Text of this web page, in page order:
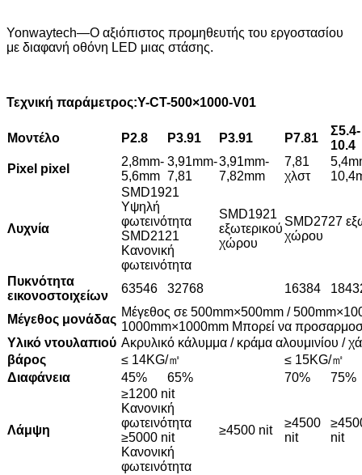
Yonwaytech—Ο αξιόπιστος προμηθευτής του εργοστασίου
με διαφανή οθόνη LED μιας στάσης.
Τεχνική παράμετρος:Y-CT-500×1000-V01
Μοντέλο P2.8 P3.91 P3.91 P7.81
Σ5.4-
10.4
Pixel pixel
2,8mm-
5,6mm
3,91mm-
7,81
3,91mm-
7,82mm
7,81
χλστ
Λυχνία
SMD1921
Υψηλή
φωτεινότητα
SMD2121
Κανονική
φωτεινότητα
SMD1921
εξωτερικού
χώρου
SMD2727
χώρου
Πυκνότητα
εικονοστοιχείων
63546 32768 16384
Μέγεθος μονάδας
Μέγεθος σε 500mm×500mm /
1000mm×1000mm Μπορεί να
Υλικό ντουλαπιού Ακρυλικό κάλυμμα / κράμα αλουμινίου /
βάρος
≤ 14KG/㎡
≤ 15KG/㎡
Διαφάνεια
45% 65% 70% 75%
Λάμψη
≥1200 nit
Κανονική
φωτεινότητα
≥5000 nit
Κανονική
φωτεινότητα
≥4500 nit
≥4500
nit
nit